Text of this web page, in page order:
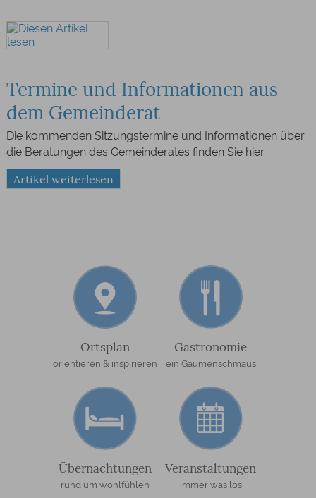
Termine und Informationen aus
dem Gemeinderat
Die kommenden Sitzungstermine und Informationen über
die Beratungen des Gemeinderates finden Sie hier.
Artikel weiterlesen
Ortsplan
orientieren & inspirieren
Gastronomie
ein Gaumenschmaus
Übernachtungen
rund um wohlfühlen
Veranstaltungen
immer was los